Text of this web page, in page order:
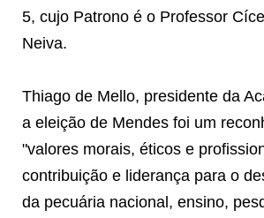
5, cujo Patrono é o Professor
Neiva.
Thiago de Mello, presidente da
a eleição de Mendes foi um
"valores morais, éticos e
contribuição e liderança para o
da pecuária nacional, ensino,